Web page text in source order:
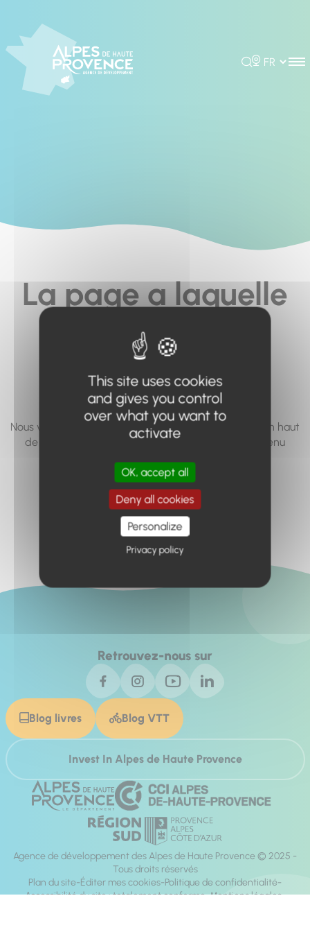
Rechercher
Choisir la
La page a laquelle
vous cherchez à
accéder n'existe
pas... ou plus.
Nous vous invitons à utiliser le moteur de recherche en haut
de page, ou à utiliser le menu pour trouver le contenu
Retour à l'accueil
Retrouvez-nous sur
Blog livres Blog VTT
Invest In Alpes de Haute Provence
Agence de développement des Alpes de Haute Provence © 2025 -
Tous droits réservés
Plan du site Éditer mes cookies Politique de confidentialité
Accessibilité du site : totalement conforme Mentions légales
This site uses cookies
and gives you control
over what you want to
activate
OK, accept all
Deny all cookies
Personalize
Privacy policy